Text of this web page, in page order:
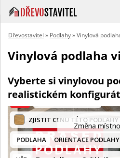
Dřevostavitel » Podlahy» Vinylová
Vinylová podlaha
Vyberte si vinylovou
realistickém